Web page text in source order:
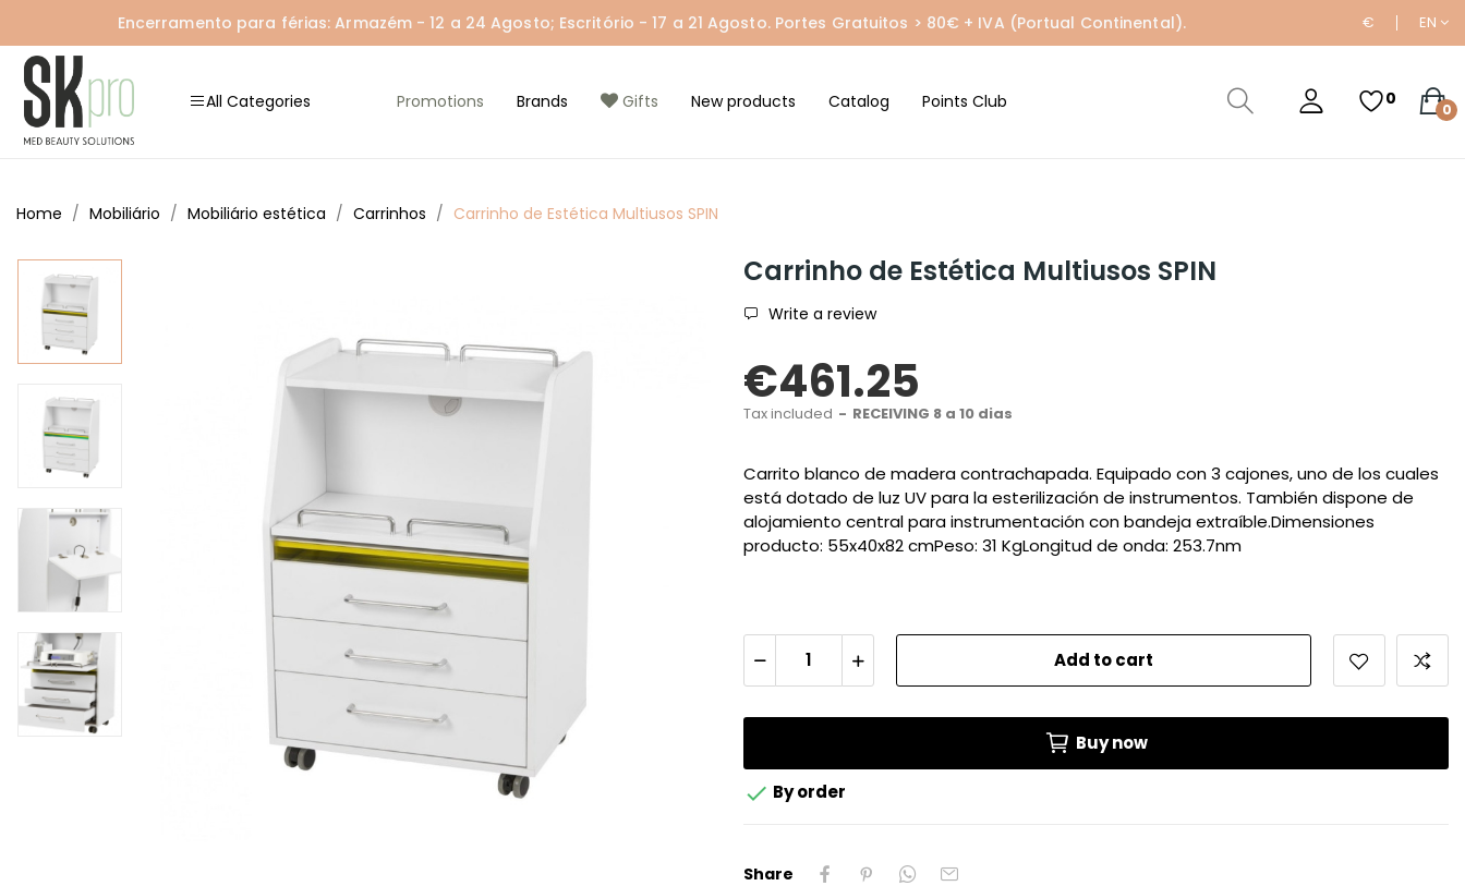
Encerramento para férias: Armazém - 12 a 24 Agosto; Escritório - 17 a 21 Agosto. Portes Gratuitos > 80€ + IVA (Portual Continental). € EN
All Categories Promotions Brands Gifts New products Catalog Points Club 0
0
Home Mobiliário Mobiliário estética Carrinhos Carrinho de Estética Multiusos SPIN
Carrinho de Estética Multiusos SPIN
Write a review
€461.25
Tax included RECEIVING 8 a 10 dias
Carrito blanco de madera contrachapada. Equipado con 3 cajones, uno de los cuales
está dotado de luz UV para la esterilización de instrumentos. También dispone de
alojamiento central para instrumentación con bandeja extraíble.Dimensiones
producto: 55x40x82 cmPeso: 31 KgLongitud de onda: 253.7nm
Add to cart
Buy now
 By order
Share